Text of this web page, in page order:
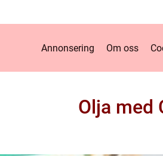
Annonsering Om oss
Olja med